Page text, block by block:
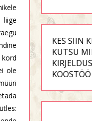
liige
ole
KES SIIN
KUTSU
KOOSTÖÖ